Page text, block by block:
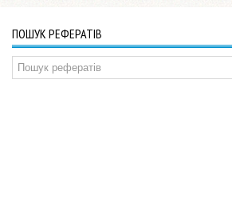
ПОШУК РЕФЕРАТІВ